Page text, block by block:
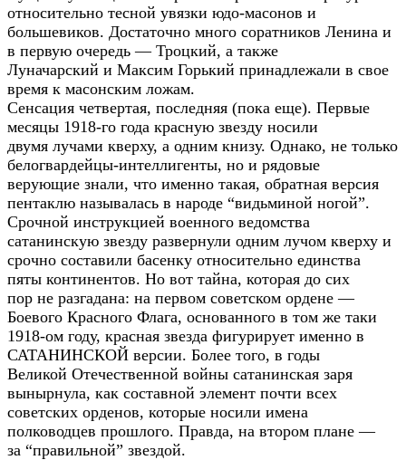
относительно тесной увязки юдо-масонов и
большевиков. Достаточно много соратников Ленина и
в первую очередь — Троцкий, а также
Луначарский и Максим Горький принадлежали в свое
время к масонским ложам.
Сенсация четвертая, последняя (пока еще). Первые
месяцы 1918-го года красную звезду носили
двумя лучами кверху, а одним книзу. Однако, не только
белогвардейцы-интеллигенты, но и рядовые
верующие знали, что именно такая, обратная версия
пентаклю называлась в народе “видьминой ногой”.
Срочной инструкцией военного ведомства
сатанинскую звезду развернули одним лучом кверху и
срочно составили басенку относительно единства
пяты континентов. Но вот тайна, которая до сих
пор не разгадана: на первом советском ордене —
Боевого Красного Флага, основанного в том же таки
1918-ом году, красная звезда фигурирует именно в
САТАНИНСКОЙ версии. Более того, в годы
Великой Отечественной войны сатанинская заря
вынырнула, как составной элемент почти всех
советских орденов, которые носили имена
полководцев прошлого. Правда, на втором плане —
за “правильной” звездой.